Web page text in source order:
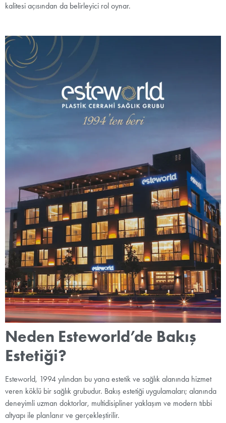
kalitesi açısından da belirleyici rol oynar.
Neden Esteworld’de Bakış
Estetiği?
Esteworld, 1994 yılından bu yana estetik ve sağlık alanında hizmet
veren köklü bir sağlık grubudur. Bakış estetiği uygulamaları; alanında
deneyimli uzman doktorlar, multidisipliner yaklaşım ve modern tıbbi
altyapı ile planlanır ve gerçekleştirilir.